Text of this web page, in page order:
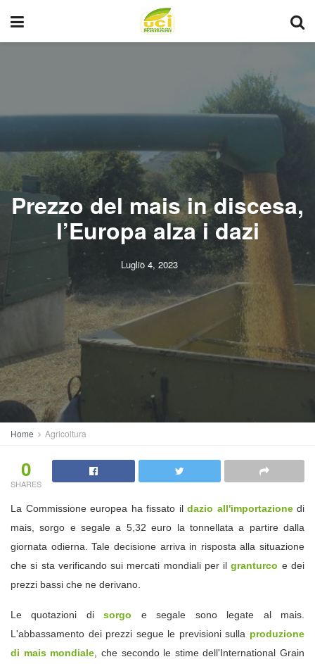
Prezzo del mais in discesa,
l’Europa alza i dazi
Luglio 4, 2023
Home Agricoltura
0
SHARES
La Commissione europea ha fissato ildazio all'importazionedi
mais, sorgo e segale a 5,32 euro la tonnellata a partire dalla
giornata odierna. Tale decisione arriva in risposta alla situazione
che si sta verificando sui mercati mondiali per ilgranturco e dei
prezzi bassi che ne derivano.
Le quotazioni disorgo e segale sono legate al mais.
L'abbassamento dei prezzi segue le previsioni sulla produzione
di mais mondiale , che secondo le stime dell'International Grain